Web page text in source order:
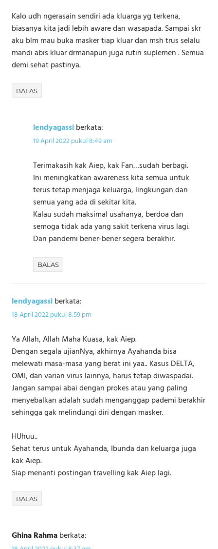
Kalo udh ngerasain sendiri ada kluarga yg terkena,
biasanya kita jadi lebih aware dan wasapada. Sampai skr
aku blm mau buka masker tiap kluar dan msh trus selalu
mandi abis kluar drmanapun juga rutin suplemen . Semua
demi sehat pastinya.
BALAS
lendyagassiberkata:
19 April 2022 pukul 8:49 am
Terimakasih kak Aiep, kak Fan…sudah berbagi.
Ini meningkatkan awareness kita semua untuk
terus tetap menjaga keluarga, lingkungan dan
semua yang ada di sekitar kita.
Kalau sudah maksimal usahanya, berdoa dan
semoga tidak ada yang sakit terkena virus lagi.
Dan pandemi bener-bener segera berakhir.
BALAS
lendyagassiberkata:
18 April 2022 pukul 8:59 pm
Ya Allah, Allah Maha Kuasa, kak Aiep.
Dengan segala ujianNya, akhirnya Ayahanda bisa
melewati masa-masa yang berat ini yaa.. Kasus DELTA,
OMI, dan varian virus lainnya, harus tetap diwaspadai.
Jangan sampai abai dengan prokes atau yang paling
menyebalkan adalah sudah menganggap pademi berakhir
sehingga gak melindungi diri dengan masker.
HUhuu..
Sehat terus untuk Ayahanda, Ibunda dan keluarga juga
kak Aiep.
Siap menanti postingan travelling kak Aiep lagi.
BALAS
Ghina Rahmaberkata: